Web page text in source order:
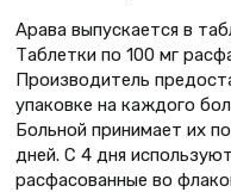
Арава выпускается в
Таблетки по 100 мг
Производитель
упаковке на каждого
Больной принимает их
дней. С 4 дня
расфасованные во